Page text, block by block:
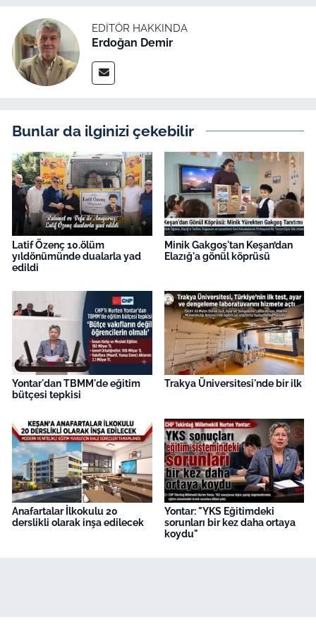
EDITÖR HAKKINDA
Erdoğan Demir
Bunlar da ilginizi çekebilir
Latif Özenç 10.ölüm
yıldönümünde dualarla yad
edildi
Minik Gakgoş'tan Keşan’dan
Elazığ'a gönül köprüsü
Yontar'dan TBMM'de eğitim
bütçesi tepkisi
Trakya Üniversitesi'nde bir ilk
Anafartalar İlkokulu 20
derslikli olarak inşa edilecek
Yontar: "YKS Eğitimdeki
sorunları bir kez daha ortaya
koydu"